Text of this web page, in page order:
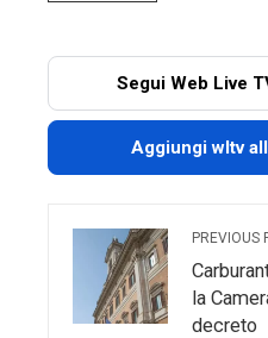
Segui Web Live
Aggiungi wltv
PREVIOUS
la
decreto